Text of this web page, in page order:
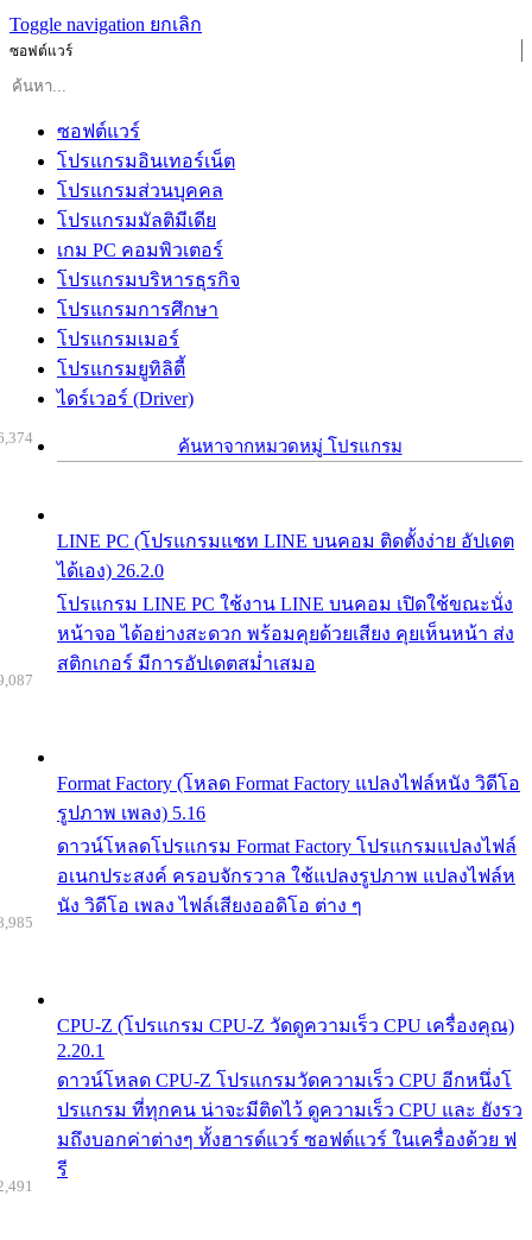
Toggle navigation ยกเลิก
ซอฟต์แวร์
ซอฟต์แวร์
โปรแกรมอินเทอร์เน็ต
โปรแกรมส่วนบุคคล
โปรแกรมมัลติมีเดีย
เกม PC คอมพิวเตอร์
โปรแกรมบริหารธุรกิจ
โปรแกรมการศึกษา
โปรแกรมเมอร์
โปรแกรมยูทิลิตี้
ไดร์เวอร์ (Driver)
ค้นหาจากหมวดหมู่ โปรแกรม
LINE PC (โปรแกรมแชท LINE บนคอม ติดตั้งง่าย อัปเดต
ได้เอง) 26.2.0
โปรแกรม LINE PC ใช้งาน LINE บนคอม เปิดใช้ขณะนั่ง
หน้าจอ ได้อย่างสะดวก พร้อมคุยด้วยเสียง คุยเห็นหน้า ส่ง
สติกเกอร์ มีการอัปเดตสม่ำเสมอ
Format Factory (โหลด Format Factory แปลงไฟล์หนัง วิดีโอ
รูปภาพ เพลง) 5.16
ดาวน์โหลดโปรแกรม Format Factory โปรแกรมแปลงไฟล์
อเนกประสงค์ ครอบจักรวาล ใช้แปลงรูปภาพ แปลงไฟล์ห
นัง วิดีโอ เพลง ไฟล์เสียงออดิโอ ต่าง ๆ
CPU-Z (โปรแกรม CPU-Z วัดดูความเร็ว CPU เครื่องคุณ)
2.20.1
ดาวน์โหลด CPU-Z โปรแกรมวัดความเร็ว CPU อีกหนึ่งโ
ปรแกรม ที่ทุกคน น่าจะมีติดไว้ ดูความเร็ว CPU และ ยังรว
มถึงบอกค่าต่างๆ ทั้งฮารด์แวร์ ซอฟต์แวร์ ในเครื่องด้วย ฟ
รี